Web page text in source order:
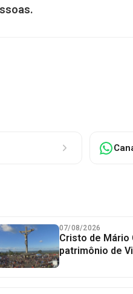
07/08/2026
Cristo de Mário
patrimônio de